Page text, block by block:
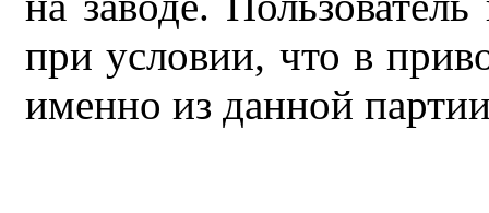
при условии, что в
именно из данной